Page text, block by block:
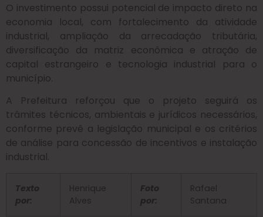
O investimento possui potencial de impacto direto na
economia local, com fortalecimento da atividade
industrial, ampliação da arrecadação tributária,
diversificação da matriz econômica e atração de
capital estrangeiro e tecnologia industrial para o
município.
A Prefeitura reforçou que o projeto seguirá os
trâmites técnicos, ambientais e jurídicos necessários,
conforme prevê a legislação municipal e os critérios
de análise para concessão de incentivos e instalação
industrial.
Texto
por:
Henrique
Alves
Foto
por:
Rafael
Santana